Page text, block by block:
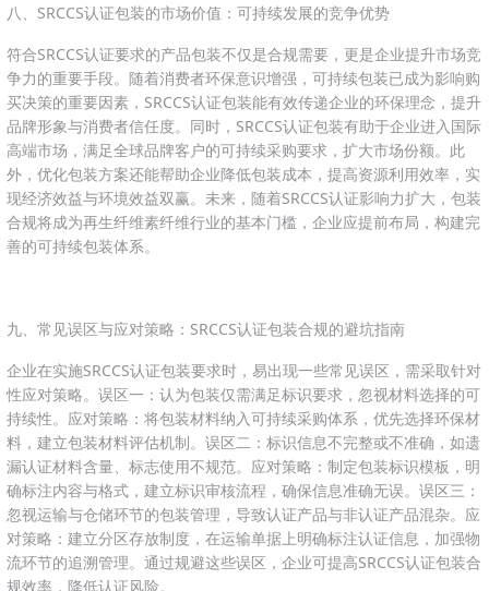
八、SRCCS认证包装的市场价值：可持续发展的竞争优势
符合SRCCS认证要求的产品包装不仅是合规需要，更是企业提升市场竞
争力的重要手段。随着消费者环保意识增强，可持续包装已成为影响购
买决策的重要因素，SRCCS认证包装能有效传递企业的环保理念，提升
品牌形象与消费者信任度。同时，SRCCS认证包装有助于企业进入国际
高端市场，满足全球品牌客户的可持续采购要求，扩大市场份额。此
外，优化包装方案还能帮助企业降低包装成本，提高资源利用效率，实
现经济效益与环境效益双赢。未来，随着SRCCS认证影响力扩大，包装
合规将成为再生纤维素纤维行业的基本门槛，企业应提前布局，构建完
善的可持续包装体系。
九、常见误区与应对策略：SRCCS认证包装合规的避坑指南
企业在实施SRCCS认证包装要求时，易出现一些常见误区，需采取针对
性应对策略。误区一：认为包装仅需满足标识要求，忽视材料选择的可
持续性。应对策略：将包装材料纳入可持续采购体系，优先选择环保材
料，建立包装材料评估机制。误区二：标识信息不完整或不准确，如遗
漏认证材料含量、标志使用不规范。应对策略：制定包装标识模板，明
确标注内容与格式，建立标识审核流程，确保信息准确无误。误区三：
忽视运输与仓储环节的包装管理，导致认证产品与非认证产品混杂。应
对策略：建立分区存放制度，在运输单据上明确标注认证信息，加强物
流环节的追溯管理。通过规避这些误区，企业可提高SRCCS认证包装合
规效率，降低认证风险。